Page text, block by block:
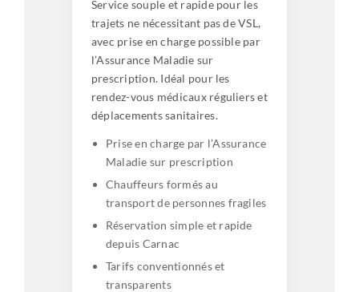
Service souple et rapide pour les
trajets ne nécessitant pas de VSL,
avec prise en charge possible par
l’Assurance Maladie sur
prescription. Idéal pour les
rendez-vous médicaux réguliers et
déplacements sanitaires.
Prise en charge par l’Assurance
Maladie sur prescription
Chauffeurs formés au
transport de personnes fragiles
Réservation simple et rapide
depuis Carnac
Tarifs conventionnés et
transparents